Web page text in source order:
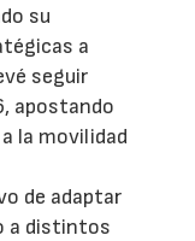
su
a
seguir
apostando
la movilidad
de adaptar
a distintos